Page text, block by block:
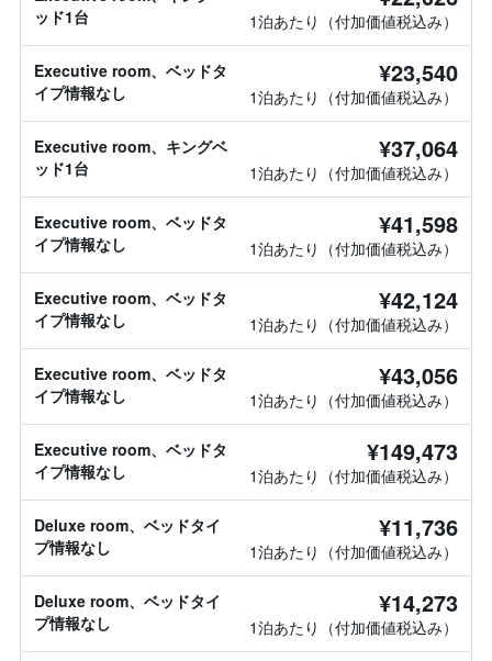
ッド1台
1泊あたり（付加価値税込み）
Executive room、ベッドタ
イプ情報なし
¥23,540
1泊あたり（付加価値税込み）
Executive room、キングベ
ッド1台
¥37,064
1泊あたり（付加価値税込み）
Executive room、ベッドタ
イプ情報なし
¥41,598
1泊あたり（付加価値税込み）
Executive room、ベッドタ
イプ情報なし
¥42,124
1泊あたり（付加価値税込み）
Executive room、ベッドタ
イプ情報なし
¥43,056
1泊あたり（付加価値税込み）
Executive room、ベッドタ
イプ情報なし
¥149,473
1泊あたり（付加価値税込み）
Deluxe room、ベッドタイ
プ情報なし
¥11,736
1泊あたり（付加価値税込み）
Deluxe room、ベッドタイ
プ情報なし
¥14,273
1泊あたり（付加価値税込み）